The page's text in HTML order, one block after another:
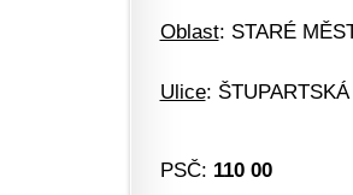
Oblast: STARÉ
Ulice: ŠTUPARTSKÁ
PSČ: 110 00